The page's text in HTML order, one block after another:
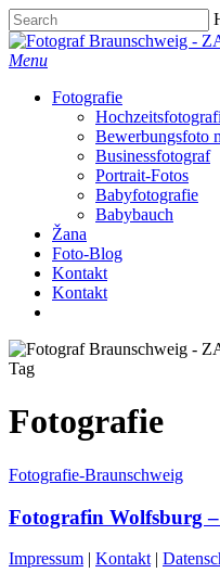
Skip
to
main
Close
Search
Menu
Fotografie
Bewerbungsfoto
Businessfotograf
Portrait-Fotos
Babyfotografie
Babybauch
Žana
Foto-Blog
Kontakt
Kontakt
Tag
Fotografie
Fotografie-Braunschweig
Fotografin Wolfsburg
Impressum | Kontakt |